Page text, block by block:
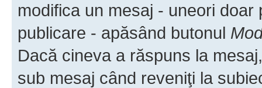
modifica un mesaj - uneori
publicare - apăsând butonul
Dacă cineva a răspuns la
sub mesaj când reveniţi la